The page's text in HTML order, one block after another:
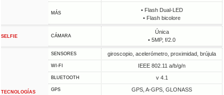
MÁS
• Flash Dual-LED
• Flash bicolore
SELFIE CÁMARA
Única
• 5MP, f/2.0
TECNOLOGÍAS
SENSORES giroscopio, acelerómetro, proximidad, brújula
WI-FI IEEE 802.11 a/b/g/n
BLUETOOTH v 4.1
GPS GPS, A-GPS, GLONASS